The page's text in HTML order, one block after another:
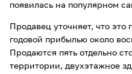
появилась на популярном
Продавец уточняет, что
годовой прибылью около
Продаются пять отдельно
территории, двухэтажное